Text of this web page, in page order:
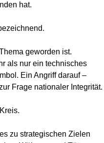
hat.
geworden ist.
als nur ein technisches
Ein Angriff darauf –
Frage nationaler Integrität.
zu strategischen Zielen